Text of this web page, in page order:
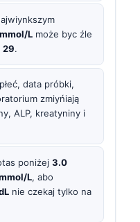
L może byc źle
29.
data próbki,
zmiyńiają
ALP, kreatyniny i
poniżej 3.0
L, abo
nie czekaj tylko na